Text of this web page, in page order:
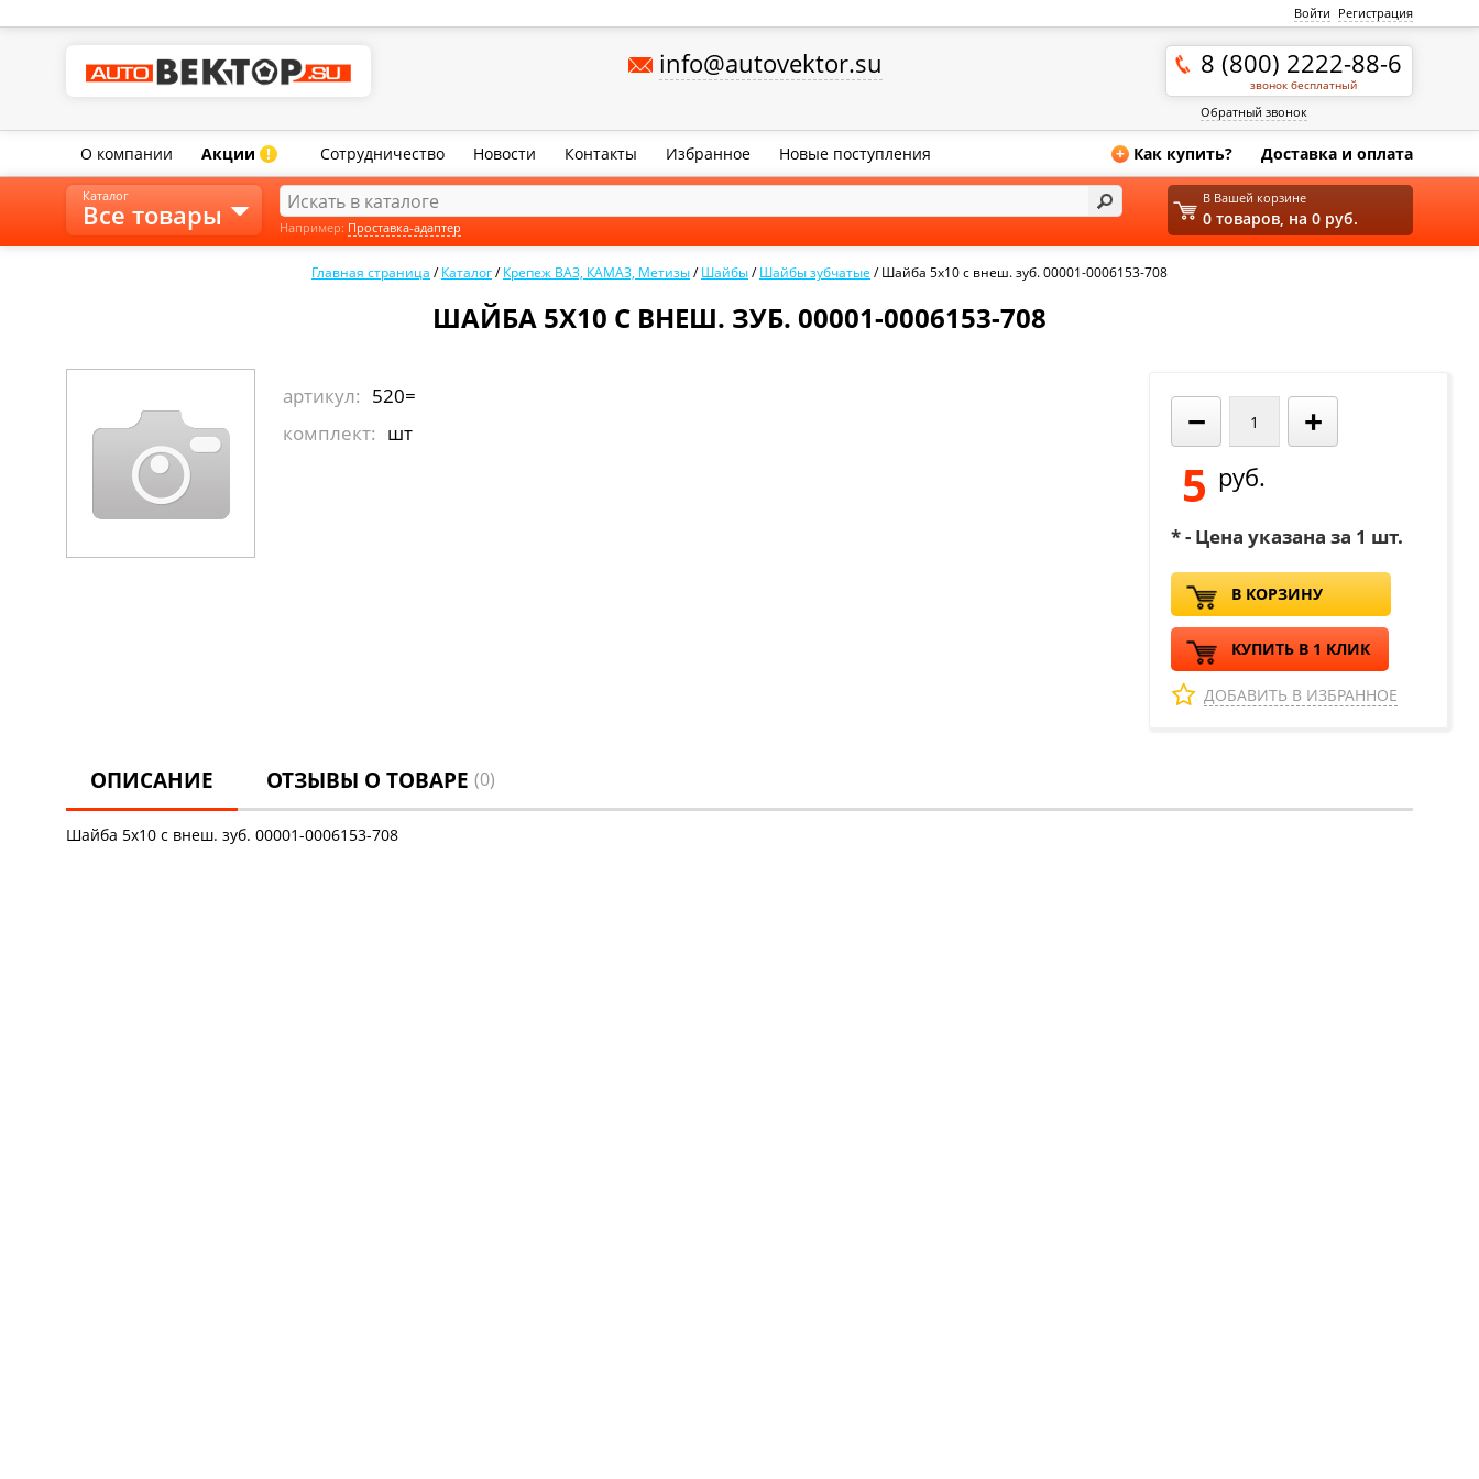
Войти Регистрация
info@autovektor.su 8 (800) 2222-88-6
звонок бесплатный
Обратный звонок
О компании Акции ! Сотрудничество Новости Контакты Избранное Новые поступления + Как купить? Доставка и оплата
Главная страница /Каталог/Крепеж ВАЗ, КАМАЗ, Метизы/Шайбы/Шайбы зубчатые /Шайба 5х10 с внеш. зуб. 00001-0006153-708
ШАЙБА 5Х10 С ВНЕШ. ЗУБ. 00001-0006153-708
артикул: 520=
комплект: шт − +
5 руб.
* - Цена указана за 1 шт.
В КОРЗИНУ
КУПИТЬ В 1 КЛИК
ДОБАВИТЬ В ИЗБРАННОЕ
ОПИСАНИЕ ОТЗЫВЫ О ТОВАРЕ (0)
Шайба 5х10 с внеш. зуб. 00001-0006153-708
Каталог
Все товары
В Вашей корзине
0 товаров, на 0 руб.
Например: Проставка-адаптер